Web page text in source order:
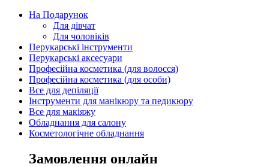
На Подарунок
Для дівчат
Для чоловіків
Перукарські інструменти
Перукарські аксесуари
Професійна косметика (для волосся)
Професійна косметика (для особи)
Все для депіляції
Інструменти для манікюру та педикюру
Все для макіяжу
Обладнання для салону
Косметологічне обладнання
Замовлення онлайн